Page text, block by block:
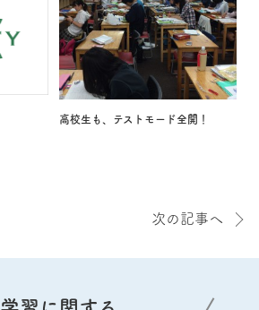
高校生も、テストモード全開！
次の記事へ